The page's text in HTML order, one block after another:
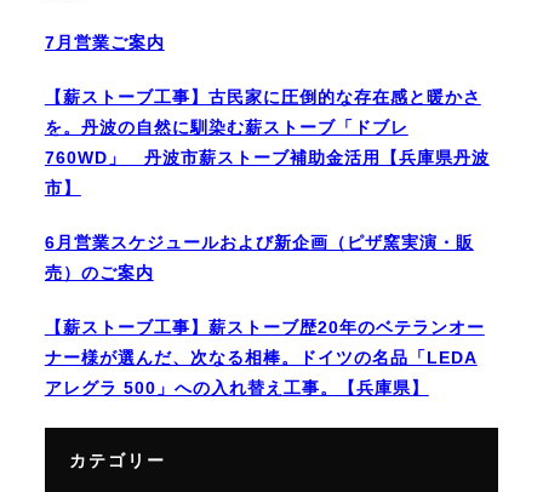
7月営業ご案内
【薪ストーブ工事】古民家に圧倒的な存在感と暖かさ
を。丹波の自然に馴染む薪ストーブ「ドブレ
760WD」 丹波市薪ストーブ補助金活用【兵庫県丹波
市】
6月営業スケジュールおよび新企画（ピザ窯実演・販
売）のご案内
【薪ストーブ工事】薪ストーブ歴20年のベテランオー
ナー様が選んだ、次なる相棒。ドイツの名品「LEDA
アレグラ 500」への入れ替え工事。【兵庫県】
カテゴリー